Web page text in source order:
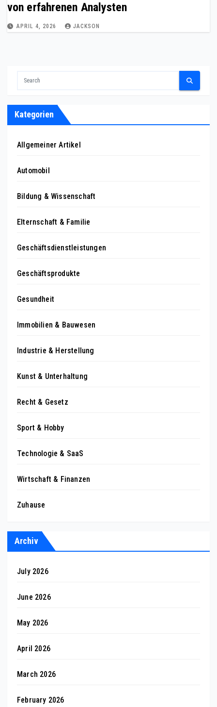
von erfahrenen Analysten
APRIL 4, 2026 JACKSON
Kategorien
Allgemeiner Artikel
Automobil
Bildung & Wissenschaft
Elternschaft & Familie
Geschäftsdienstleistungen
Geschäftsprodukte
Gesundheit
Immobilien & Bauwesen
Industrie & Herstellung
Kunst & Unterhaltung
Recht & Gesetz
Sport & Hobby
Technologie & SaaS
Wirtschaft & Finanzen
Zuhause
Archiv
July 2026
June 2026
May 2026
April 2026
March 2026
February 2026